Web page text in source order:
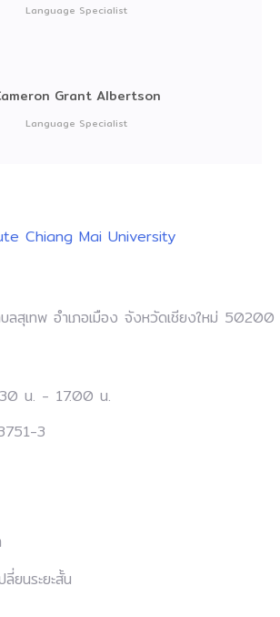
Language Specialist
Grant Albertson
Language Specialist
สุเทพ อำเภอเมือง จังหวัดเชียงใหม่ 50200
น. - 17.00 น.
3
ยนระยะสั้น